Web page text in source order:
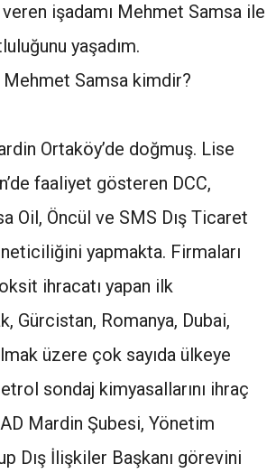
veren işadamı Mehmet Samsa ile
yaşadım.
Samsa kimdir?
Ortaköy’de doğmuş. Lise
faaliyet gösteren DCC,
Oil, Öncül ve SMS Dış Ticaret
yapmakta. Firmaları
ihracatı yapan ilk
Gürcistan, Romanya, Dubai,
üzere çok sayıda ülkeye
sondaj kimyasallarını ihraç
Mardin Şubesi, Yönetim
Dış İlişkiler Başkanı görevini